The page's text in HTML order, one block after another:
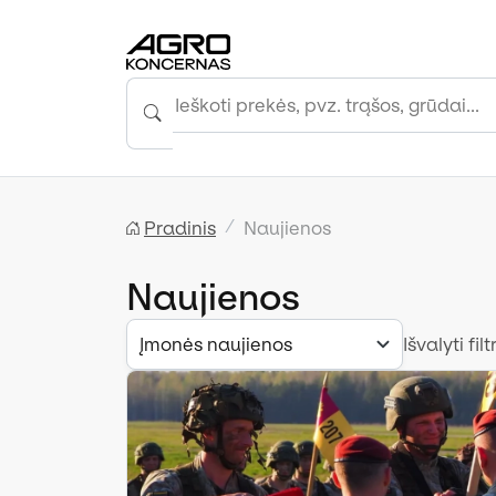
Pradinis Naujienos
Naujienos
Įmonės naujienos Išvalyti